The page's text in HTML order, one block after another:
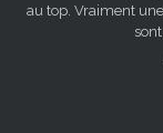
au top. Vraiment